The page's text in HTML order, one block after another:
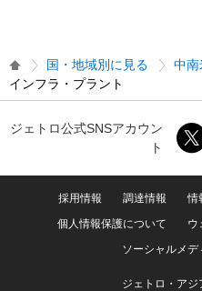
国・地域別に見る 中南
インフラ・プラント
ジェトロ公式SNSアカウン
ト
採用情報 調達情報 情
個人情報保護について
ウ
ソーシャルメデ
ジェトロ・アジ